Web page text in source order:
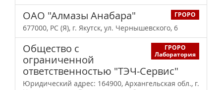
ГРОРО
ОАО "Алмазы Анабара"
677000, РС (Я), г. Якутск, ул. Чернышевского, 6
ГРОРО
Лаборатория
Общество с
ограниченной
ответственностью "ТЭЧ-Сервис"
Юридический адрес: 164900, Архангельская обл., г.